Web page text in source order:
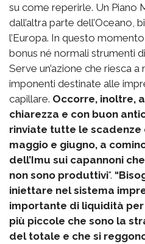
su come reperirle. Un Piano
dall’altra parte dell’Oceano,
l’Europa. In questo
bonus né normali strumenti
Serve un’azione che riesca
imponenti destinate alle
capillare. Occorre, inoltre,
chiarezza e con buon
rinviate tutte le
maggio e giugno, a
dell’Imu sui capannoni
non sono produttivi".
iniettare nel sistema
importante di liquidità
più piccole che sono la
del totale e che si